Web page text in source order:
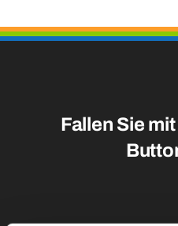
Medaillen
KontaktFallen Sie